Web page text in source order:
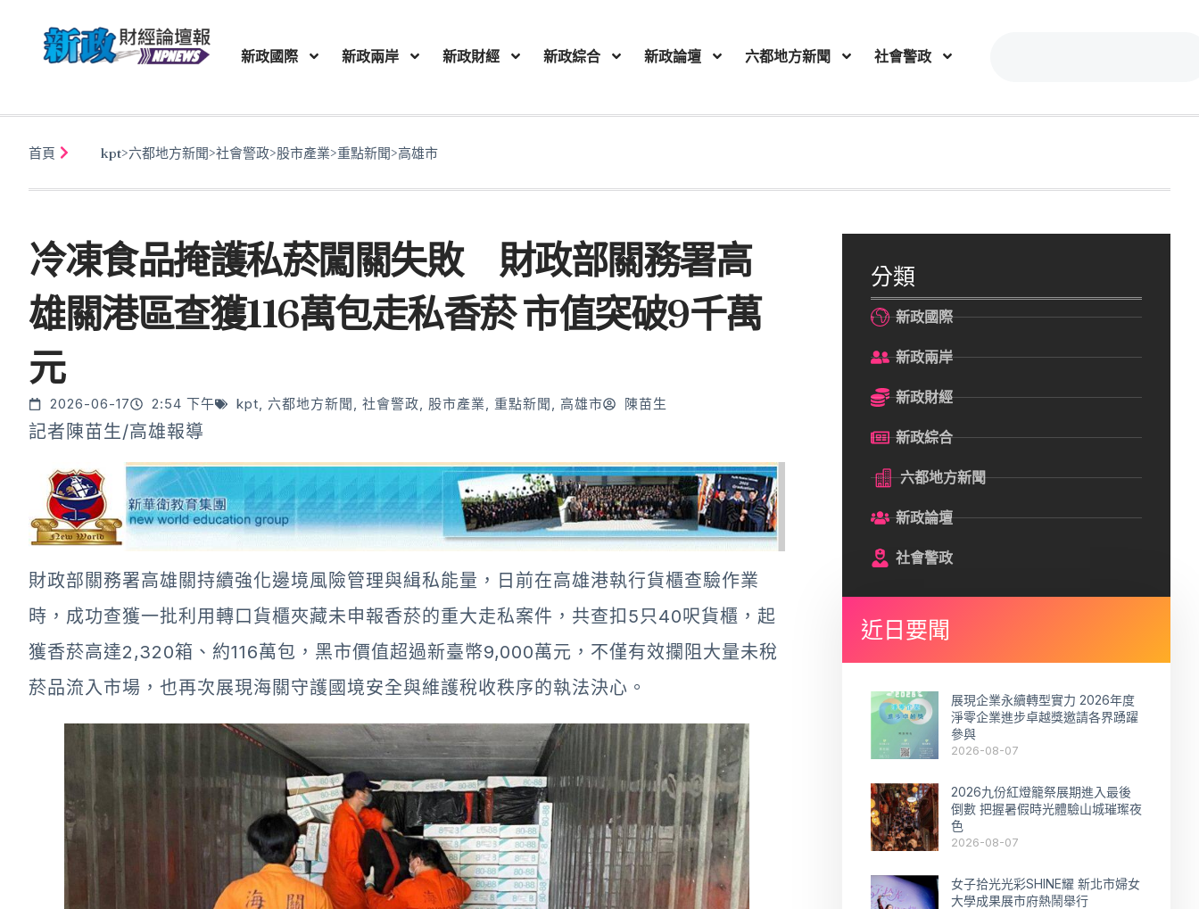
新政國際 新政兩岸 新政財經 新政綜合 新政論壇 六都地方新聞 社會警政
首頁 kpt>六都地方新聞>社會警政>股市產業>重點新聞>高雄市
冷凍食品掩護私菸闖關失敗 財政部關務署高
雄關港區查獲116萬包走私香菸 市值突破9千萬
元
2026-06-17 2:54 下午 kpt, 六都地方新聞, 社會警政, 股市產業, 重點新聞, 高雄市 陳苗生
記者陳苗生/高雄報導
財政部關務署高雄關持續強化邊境風險管理與緝私能量，日前在高雄港執行貨櫃查驗作業
時，成功查獲一批利用轉口貨櫃夾藏未申報香菸的重大走私案件，共查扣5只40呎貨櫃，起
獲香菸高達2,320箱、約116萬包，黑市價值超過新臺幣9,000萬元，不僅有效攔阻大量未稅
菸品流入市場，也再次展現海關守護國境安全與維護稅收秩序的執法決心。
分類
新政國際
新政兩岸
新政財經
新政綜合
六都地方新聞
新政論壇
社會警政
近日要聞
展現企業永續轉型實力 2026年度
淨零企業進步卓越獎邀請各界踴躍
參與
2026-08-07
2026九份紅燈籠祭展期進入最後
倒數 把握暑假時光體驗山城璀璨夜
色
2026-08-07
女子拾光光彩SHINE耀 新北市婦女
大學成果展市府熱鬧舉行